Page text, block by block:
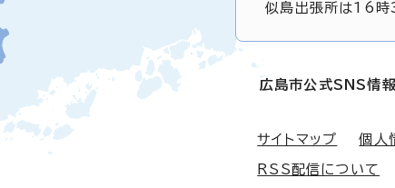
似島出張所は16時
広島市公式SNS情
サイトマップ 個人
RSS配信について